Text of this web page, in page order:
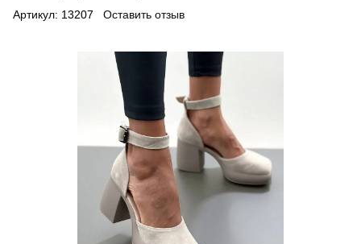
Артикул: 13207 Оставить отзыв